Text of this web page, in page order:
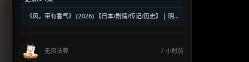
《风，带有香气》 (2026) 【日本/剧情/传记/历史】 | 明
醒之路
无良法尊
7 小时前